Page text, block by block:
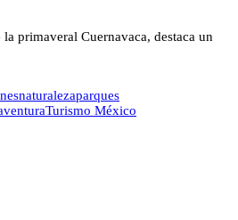
primaveral Cuernavaca, destaca un
naturalezaparques
Turismo México